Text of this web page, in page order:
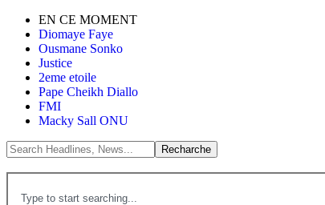
EN CE MOMENT
Diomaye Faye
Ousmane Sonko
Justice
2eme etoile
Pape Cheikh Diallo
FMI
Macky Sall ONU